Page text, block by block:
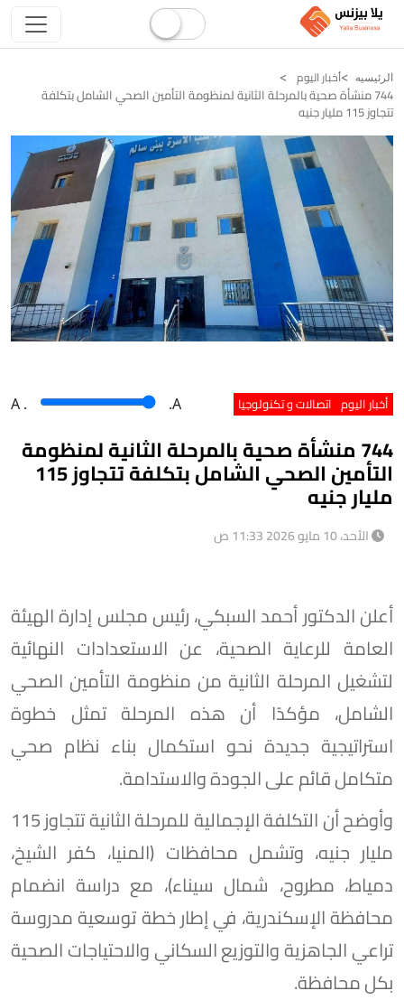
الرئيسيه أخبار اليوم
744 منشأة صحية بالمرحلة الثانية لمنظومة التأمين الصحي الشامل بتكلفة
تتجاوز 115 مليار جنيه
أخبار اليوم اتصالات و تكنولوجيا A . .A
744 منشأة صحية بالمرحلة الثانية لمنظومة
التأمين الصحي الشامل بتكلفة تتجاوز 115
مليار جنيه
الأحد، 10 مايو 2026 11:33 ص
أعلن الدكتور أحمد السبكي، رئيس مجلس إدارة الهيئة
العامة للرعاية الصحية، عن الاستعدادات النهائية
لتشغيل المرحلة الثانية من منظومة التأمين الصحي
الشامل، مؤكدًا أن هذه المرحلة تمثل خطوة
استراتيجية جديدة نحو استكمال بناء نظام صحي
متكامل قائم على الجودة والاستدامة.
وأوضح أن التكلفة الإجمالية للمرحلة الثانية تتجاوز 115
مليار جنيه، وتشمل محافظات (المنيا، كفر الشيخ،
دمياط، مطروح، شمال سيناء)، مع دراسة انضمام
محافظة الإسكندرية، في إطار خطة توسعية مدروسة
تراعي الجاهزية والتوزيع السكاني والاحتياجات الصحية
بكل محافظة.